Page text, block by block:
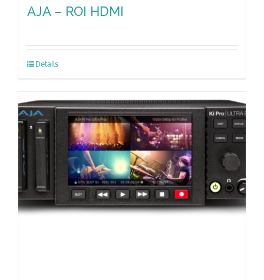
AJA – ROI HDMI
Details